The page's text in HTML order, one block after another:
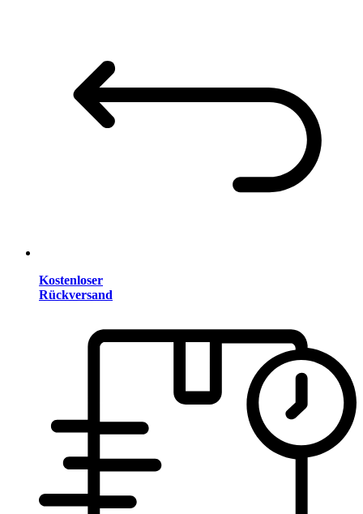
Kostenloser
Rückversand